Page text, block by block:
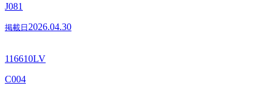
J081
掲載日 2026.04.30
116610LV
C004